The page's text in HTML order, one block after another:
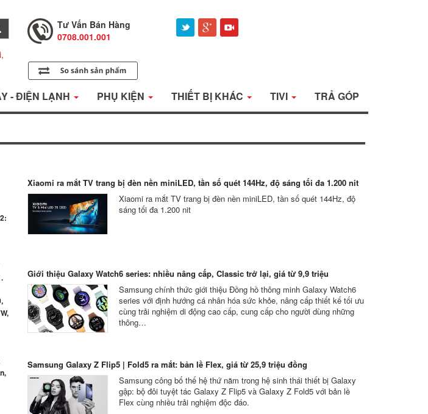
0708.001.001
Hỗ Trợ Kỹ Thuật
Tư Vấn Bán Hàng
0708.001.001
- ĐIỆN LẠNH PHỤ KIỆN THIẾT BỊ KHÁC TIVI TRẢ GÓP
Xiaomi ra mắt TV trang bị đèn nền miniLED, tần số quét 144Hz, độ sáng tối đa 1.200 nit
Xiaomi ra mắt TV trang bị đèn nền miniLED, tần số quét 144Hz, độ
sáng tối đa 1.200 nit
Giới thiệu Galaxy Watch6 series: nhiều nâng cấp, Classic trở lại, giá từ 9,9 triệu
Samsung chính thức giới thiệu Đồng hồ thông minh Galaxy Watch6
series với định hướng cá nhân hóa sức khỏe, nâng cấp thiết kế tối ưu
cùng trải nghiệm di động cao cấp, cung cấp cho người dùng những
thông…
Samsung Galaxy Z Flip5 | Fold5 ra mắt: bản lề Flex, giá từ 25,9 triệu đồng
Samsung công bố thế hệ thứ năm trong hệ sinh thái thiết bị Galaxy
gập: bộ đôi tuyệt tác Galaxy Z Flip5 và Galaxy Z Fold5 với bản lề
Flex cùng nhiều trải nghiệm độc đáo.